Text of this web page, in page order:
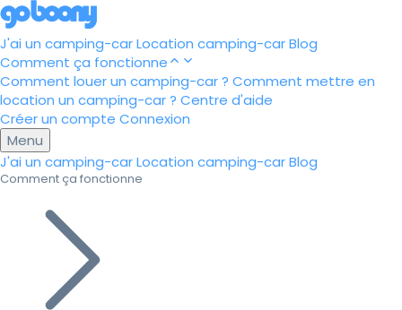
J'ai un camping-carLocation camping-carBlog
Comment ça fonctionne
Comment louer un camping-car ? Comment mettre en
location un camping-car ? Centre d'aide
Créer un compte Connexion
Menu
J'ai un camping-carLocation camping-carBlog
Comment ça fonctionne